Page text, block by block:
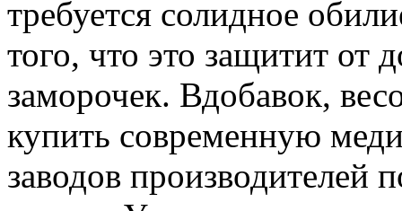
требуется солидное
того, что это защитит от
заморочек. Вдобавок,
купить современную
заводов производителей